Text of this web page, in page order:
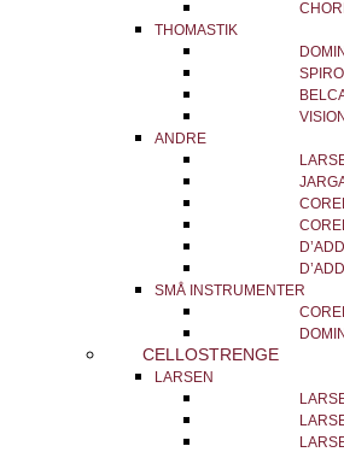
THOMASTIK
ANDRE
SMÅ INSTRUMENTER
CELLOSTRENGE
LARSEN